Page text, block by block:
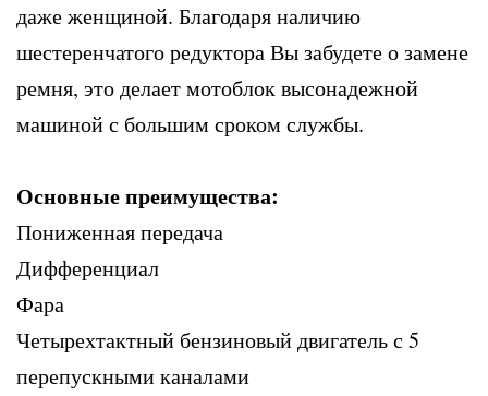
даже женщиной. Благодаря наличию
шестеренчатого редуктора Вы забудете о замене
ремня, это делает мотоблок высонадежной
машиной с большим сроком службы.
Основные преимущества:
Пониженная передача
Дифференциал
Фара
Четырехтактный бензиновый двигатель с 5
перепускными каналами